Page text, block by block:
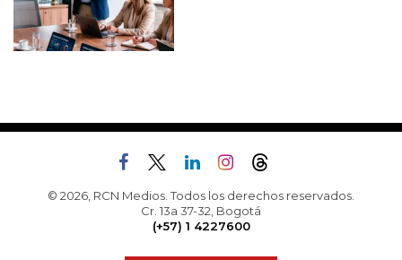
© 2026, RCN Medios. Todos los derechos reservados.
Cr. 13a 37-32, Bogotá
(+57) 1 4227600